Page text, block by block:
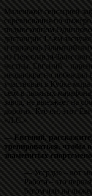
Маленькой сенсацией
соревнования по
подмосковном
дистанции 12 км
и призеров
из Переславля-
честны, Евгений –
неоднократно побеждал
участвовал в Кубке
себя в лыжных
завод, не выезжает на
дорогах. Кто он, этот
«Л.С.»
— Евгений,
тренироваться, чтобы
знаменитых
— Усердие – вот
Работа – это
бегом или на